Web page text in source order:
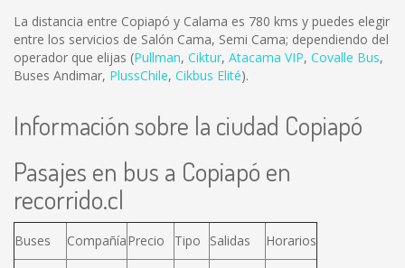
La distancia entre Copiapó y Calama es 780 kms y puedes elegir
entre los servicios de Salón Cama, Semi Cama; dependiendo del
operador que elijas (Pullman, Ciktur, Atacama VIP, Covalle Bus,
Buses Andimar, PlussChile, Cikbus Elité).
Información sobre la ciudad Copiapó
Pasajes en bus a Copiapó en
recorrido.cl
Buses CompañíaPrecio Tipo Salidas Horarios